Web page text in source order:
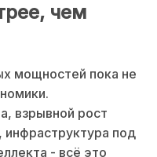
чем
мощностей пока не
взрывной рост
под
- всё это